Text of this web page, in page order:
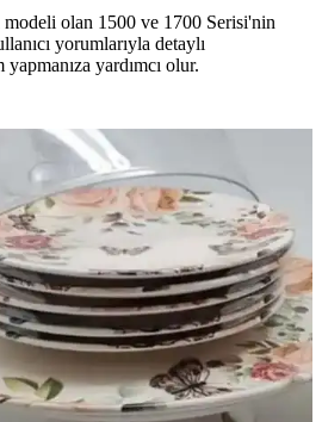
olan 1500 ve 1700 Serisi'nin
yorumlarıyla detaylı
yapmanıza yardımcı olur.